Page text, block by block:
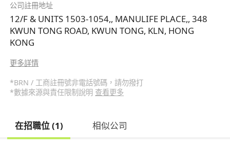
公司註冊地址
12/F & UNITS 1503-1054,, MANULIFE PLACE,, 348
KWUN TONG ROAD, KWUN TONG, KLN, HONG
KONG
更多詳情
*BRN / 工商註冊號非電話號碼，請勿撥打
*數據來源與責任限制說明 查看更多
在招職位 (1) 相似公司